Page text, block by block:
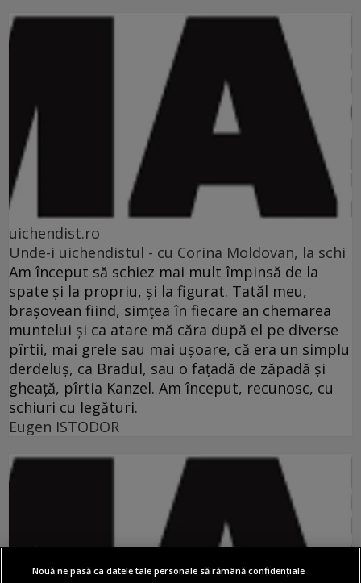
uichendist.ro
Unde-i uichendistul - cu Corina Moldovan, la schi
Am început să schiez mai mult împinsă de la
spate şi la propriu, şi la figurat. Tatăl meu,
braşovean fiind, simţea în fiecare an chemarea
muntelui şi ca atare mă căra după el pe diverse
pîrtii, mai grele sau mai uşoare, că era un simplu
derdeluş, ca Bradul, sau o faţadă de zăpadă şi
gheaţă, pîrtia Kanzel. Am început, recunosc, cu
schiuri cu legături.
Eugen ISTODOR
Nouă ne pasă ca datele tale personale să rămână confidențiale